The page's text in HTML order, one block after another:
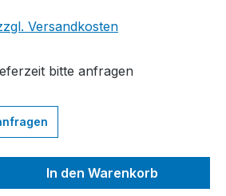
Versandkosten
bitte anfragen
Gib den
In den Warenkorb